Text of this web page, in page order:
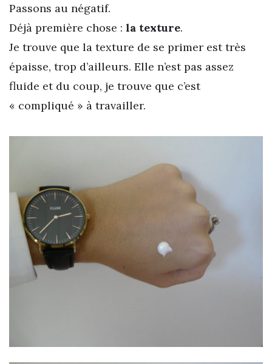
Passons au négatif.
Déjà première chose : la texture.
Je trouve que la texture de se primer est très
épaisse, trop d’ailleurs. Elle n’est pas assez
fluide et du coup, je trouve que c’est
« compliqué » à travailler.